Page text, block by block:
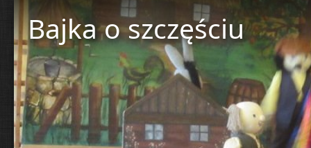
Bajka o szczęściu